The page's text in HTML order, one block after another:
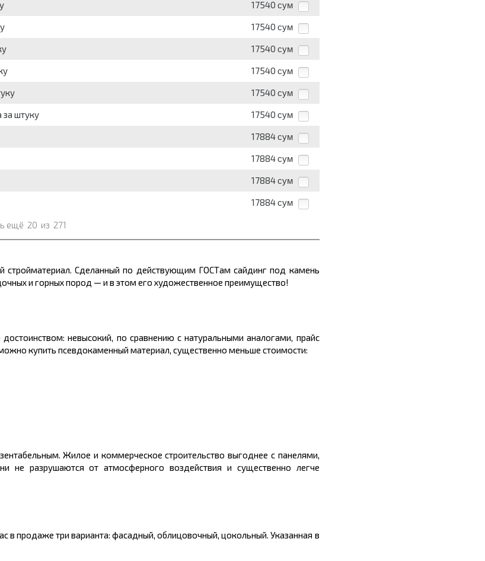
17540 сум
17540 сум
17540 сум
17540 сум
17540 сум
за штуку 17540 сум
17884 сум
17884 сум
17884 сум
17884 сум
ещё 20 из 271
стройматериал. Сделанный по действующим ГОСТам сайдинг под камень
и горных пород — и в этом его художественное преимущество!
невысокий, по сравнению с натуральными аналогами, прайс
купить псевдокаменный материал, существенно меньше стоимости:
Жилое и коммерческое строительство выгоднее с панелями,
не разрушаются от атмосферного воздействия и существенно легче
в продаже три варианта: фасадный, облицовочный, цокольный. Указанная в